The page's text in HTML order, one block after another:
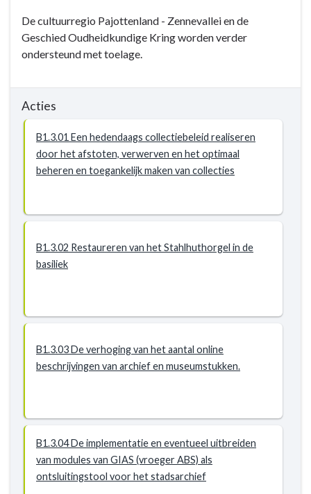
De cultuurregio Pajottenland - Zennevallei en de
Geschied Oudheidkundige Kring worden verder
ondersteund met toelage.
Acties
B1.3.01 Een hedendaags collectiebeleid realiseren
door het afstoten, verwerven en het optimaal
beheren en toegankelijk maken van collecties
B1.3.02 Restaureren van het Stahlhuthorgel in de
basiliek
B1.3.03 De verhoging van het aantal online
beschrijvingen van archief en museumstukken.
B1.3.04 De implementatie en eventueel uitbreiden
van modules van GIAS (vroeger ABS) als
ontsluitingstool voor het stadsarchief